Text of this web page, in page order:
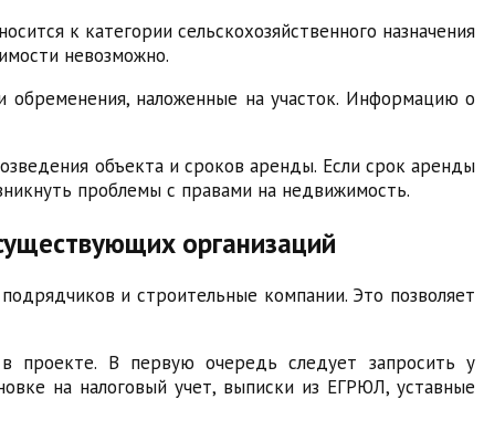
к категории сельскохозяйственного назначения
невозможно.
наложенные на участок. Информацию о
объекта и сроков аренды. Если срок аренды
проблемы с правами на недвижимость.
организаций
и строительные компании. Это позволяет
проекте. В первую очередь следует запросить у
на налоговый учет, выписки из ЕГРЮЛ, уставные